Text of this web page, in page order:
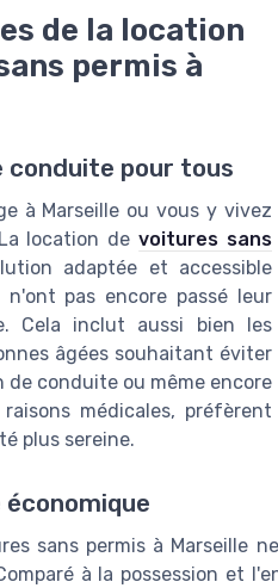
de la location
permis à
conduite pour tous
à Marseille ou vous y vivez
location devoitures sans
adaptée et accessible
pas encore passé leur
Cela inclut aussi bien les
âgées souhaitant éviter
de conduite ou même encore
médicales, préfèrent
plus sereine.
sans permis à Marseille
à la possession et